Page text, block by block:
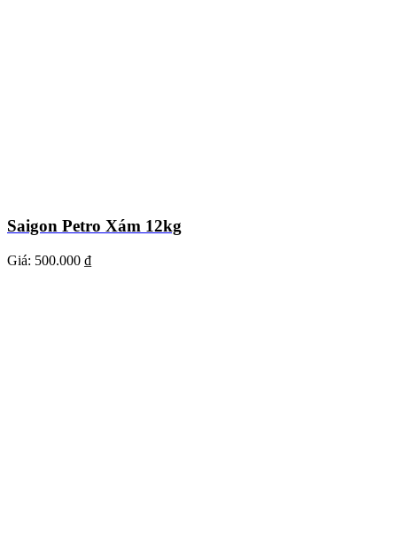
Saigon Petro Xám 12kg
Giá: 500.000 ₫